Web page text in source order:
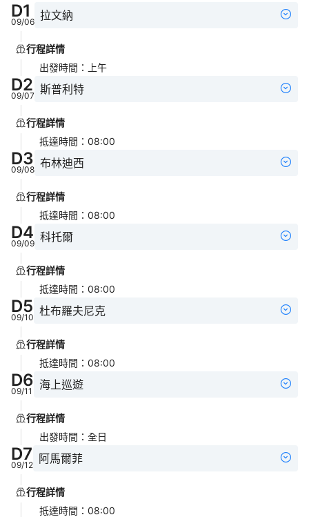
D1
09/06 拉文納
行程詳情
出發時間 ： 上午
D2
09/07 斯普利特
行程詳情
抵達時間 ： 08:00
D3
09/08 布林迪西
行程詳情
抵達時間 ： 08:00
D4
09/09 科托爾
行程詳情
抵達時間 ： 08:00
D5
09/10 杜布羅夫尼克
行程詳情
抵達時間 ： 08:00
D6
09/11 海上巡遊
行程詳情
出發時間 ： 全日
D7
09/12 阿馬爾菲
行程詳情
抵達時間 ： 08:00